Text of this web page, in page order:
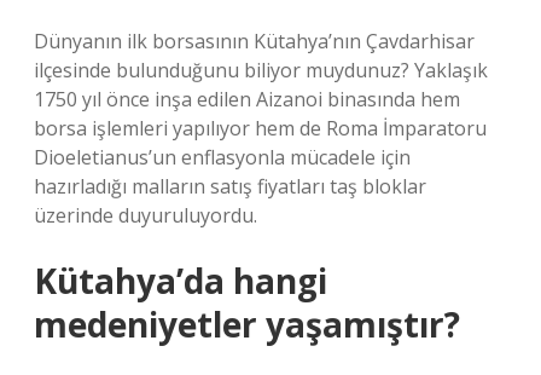
Dünyanın ilk borsasının Kütahya’nın Çavdarhisar
ilçesinde bulunduğunu biliyor muydunuz? Yaklaşık
1750 yıl önce inşa edilen Aizanoi binasında hem
borsa işlemleri yapılıyor hem de Roma İmparatoru
Dioeletianus’un enflasyonla mücadele için
hazırladığı malların satış fiyatları taş bloklar
üzerinde duyuruluyordu.
Kütahya’da hangi
medeniyetler yaşamıştır?